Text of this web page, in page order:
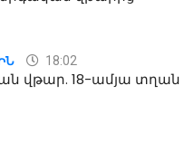
18:02
վթար. 18-ամյա տղան